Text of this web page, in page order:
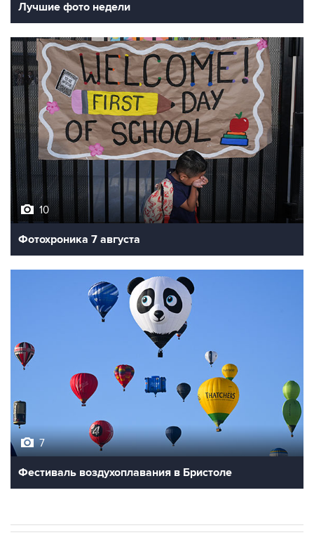
Лучшие фото недели
10
Фотохроника 7 августа
7
Фестиваль воздухоплавания в Бристоле